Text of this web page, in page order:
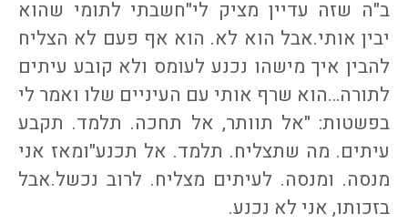
ב"ה שזה עדיין מציק לי"חשבתי לתומי שהוא
יבין אותי.אבל הוא לא. הוא אף פעם לא הצליח
להבין איך מישהו נכנע לעומס ולא קובע עיתים
לתורה…הוא שרף אותי עם העיניים שלו ואמר לי
בפשטות: "אל תוותר, אל תחכה. תלמד. תקבע
עיתים. מה שתצליח. תלמד. אל תכנע"ומאז אני
מנסה. ומנסה. לעיתים מצליח. לרוב נכשל.אבל
בזכותו, אני לא נכנע.‎